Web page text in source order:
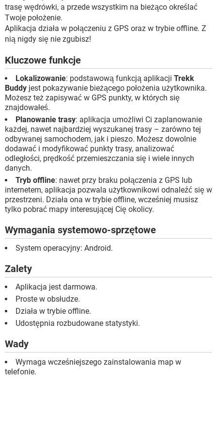
WINDOWS 10
trasę wędrówki, a przede wszystkim na bieżąco określać
Twoje położenie.
Aplikacja działa w połączeniu z GPS oraz w trybie offline. Z
nią nigdy się nie zgubisz!
Kluczowe funkcje
Lokalizowanie: podstawową funkcją aplikacji Trekk
Buddy jest pokazywanie bieżącego położenia użytkownika.
Możesz też zapisywać w GPS punkty, w których się
znajdowałeś.
Planowanie trasy: aplikacja umożliwi Ci zaplanowanie
każdej, nawet najbardziej wyszukanej trasy – zarówno tej
odbywanej samochodem, jak i pieszo. Możesz dowolnie
dodawać i modyfikować punkty trasy, analizować
odległości, prędkość przemieszczania się i wiele innych
danych.
Tryb offline: nawet przy braku połączenia z GPS lub
internetem, aplikacja pozwala użytkownikowi odnaleźć się w
przestrzeni. Działa ona w trybie offline, wcześniej musisz
tylko pobrać mapy interesującej Cię okolicy.
Wymagania systemowo-sprzętowe
System operacyjny: Android.
Zalety
Aplikacja jest darmowa.
Proste w obsłudze.
Działa w trybie offline.
Udostępnia rozbudowane statystyki.
Wady
Wymaga wcześniejszego zainstalowania map w
telefonie.